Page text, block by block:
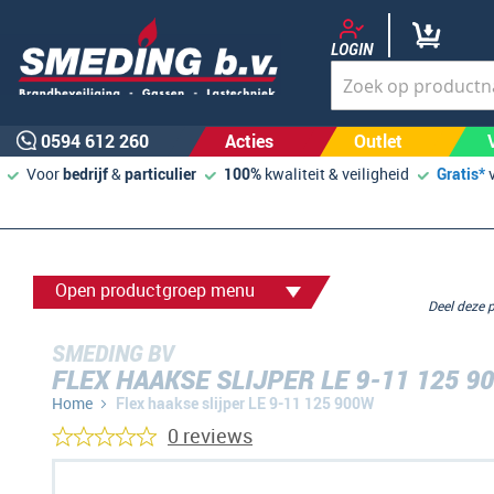
LOGIN
0594 612 260 Acties Outlet
Voorbedrijf&particulier 100% kwaliteit & veiligheid Gratis*
Open productgroep menu
SMEDING BV
FLEX HAAKSE SLIJPER LE 9-11 125
Home Flex haakse slijper LE 9-11 125 900W
Deel
0 reviews
Ga